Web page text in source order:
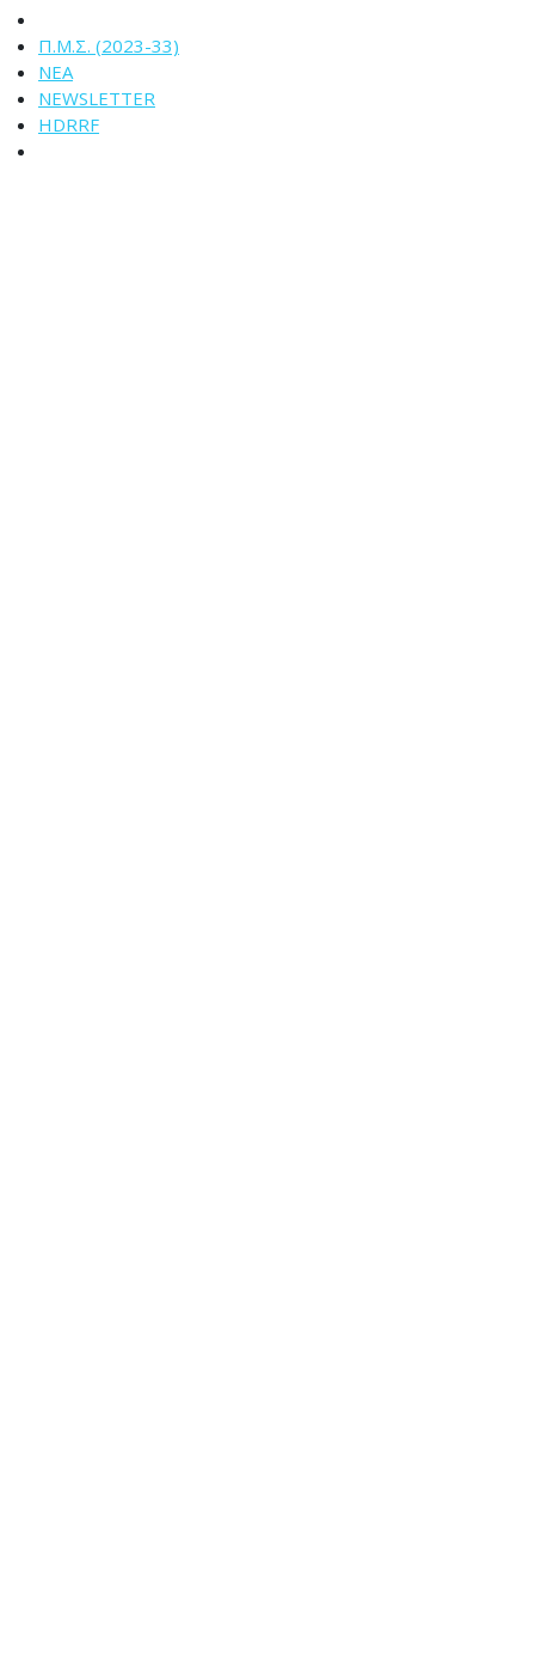
Π.Μ.Σ. (2023-33)
ΝΕΑ
NEWSLETTER
HDRRF